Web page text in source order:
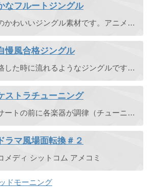
なフルートジングル
軽やかなフルートのかわいいジングル素材です。アニメなどの場面転換にも使えます。
慢風合格ジングル
のど自慢大会で合格した時に流れるようなジングルです。のど自慢風ですので、テレビでよく聞くメロディとは違うものです。
ストラチューニング
オーケストラコンサートの前に各楽器が調律（チューニング）を確認する音です。
ラマ風場面転換＃２
メディ シットコム アメコミ
ドモーニング